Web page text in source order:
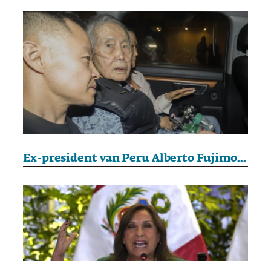
Ex-president van Peru Alberto Fujimori overleden